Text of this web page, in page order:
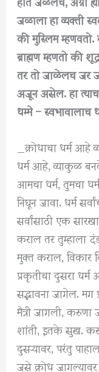
जळाला हा व्यक्ती
की मुस्लिम म्हणवतो.
ब्राह्मण म्हणतो की
तर तो जाळेलच जर
अजून असेल. हा
धम्मे – स्वभावालाच
_क्रोधाचा धर्म
धर्म आहे, व्याकुळ
आमचा धर्म, तुमचा
निघून जावा. धर्म
सर्वांसाठी एक
कराल तर तुम्हाला
मुक्त कराल,
प्रकृतीचा दुसरा
स‌द्भावना जागेल.
मैत्री जागली,
शांती, इतके सुख.
दुसऱ्यावर, परंतु